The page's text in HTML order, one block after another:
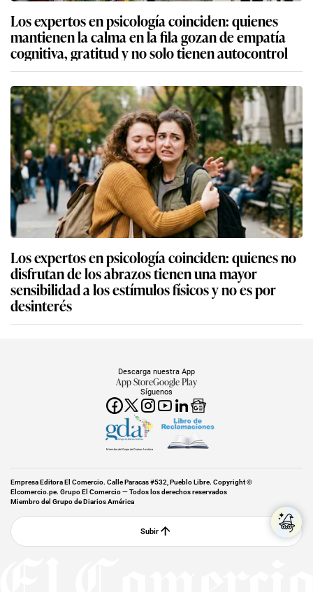
Los expertos en psicología coinciden: quienes
mantienen la calma en la fila gozan de empatía
cognitiva, gratitud y no solo tienen autocontrol
Los expertos en psicología coinciden: quienes no
disfrutan de los abrazos tienen una mayor
sensibilidad a los estímulos físicos y no es por
desinterés
Síguenos
Descarga nuestra App
App StoreGoogle Play
Miembro del Grupo de Diarios América
Empresa Editora El Comercio. Calle Paracas #532, Pueblo Libre. Copyright ©
Elcomercio.pe. Grupo El Comercio — Todos los derechos reservados
Miembro del Grupo de Diarios América
Subir